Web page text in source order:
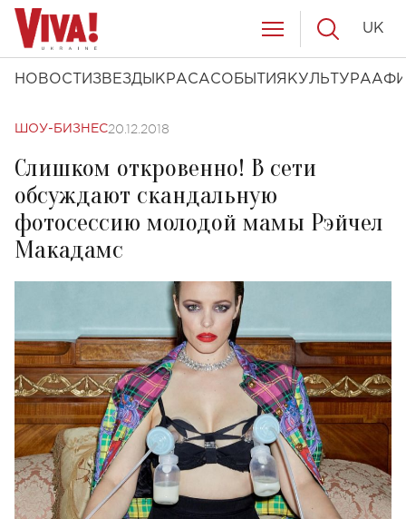
НОВОСТИ ЗВЕЗДЫ КРАСАСОБЫТИЯ КУЛЬТУРА
UK
ШОУ-БИЗНЕС20.12.2018
Слишком откровенно! В сети
обсуждают скандальную
фотосессию молодой мамы Рэйчел
Макадамс